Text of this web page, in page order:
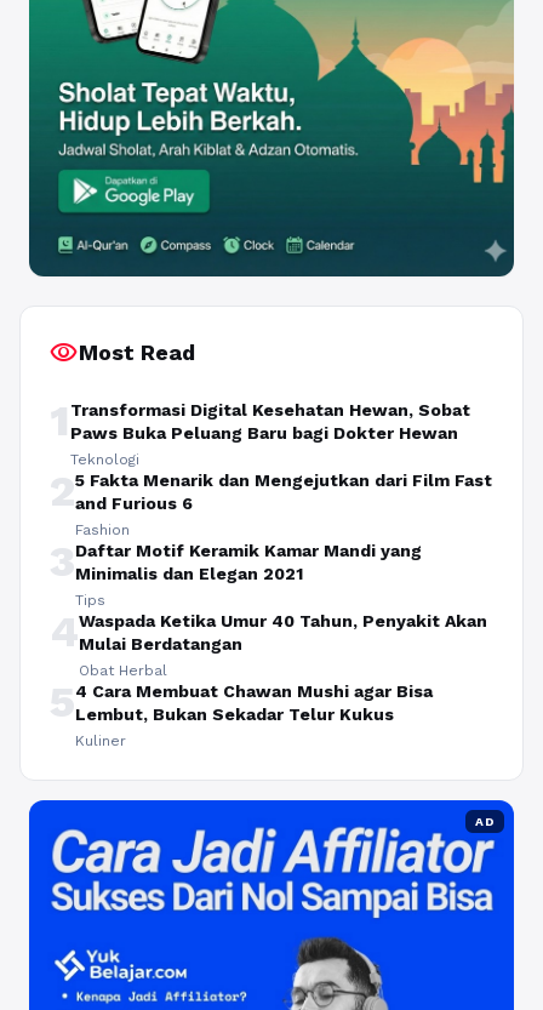
visibilityMost Read
1 Transformasi Digital Kesehatan Hewan, Sobat
Paws Buka Peluang Baru bagi Dokter Hewan
Teknologi
25 Fakta Menarik dan Mengejutkan dari Film Fast
and Furious 6
Fashion
3Daftar Motif Keramik Kamar Mandi yang
Minimalis dan Elegan 2021
Tips
4Waspada Ketika Umur 40 Tahun, Penyakit Akan
Mulai Berdatangan
Obat Herbal
54 Cara Membuat Chawan Mushi agar Bisa
Lembut, Bukan Sekadar Telur Kukus
Kuliner
AD